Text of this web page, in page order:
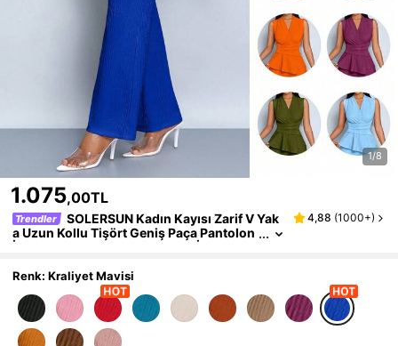
1/8
1.075,00TL
Trendler
SOLERSUN Kadın Kayısı Zarif V Yak
a Uzun Kollu Tişört Geniş Paça Pantolon
İki Parça Takım Asimetrik Etek İki Parça T
suz Kısa Kollu
4,88 (1000+)
Renk: Kraliyet Mavisi